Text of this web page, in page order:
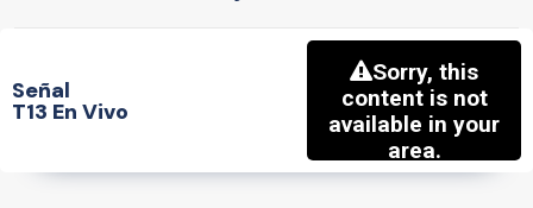
Señal
T13 En Vivo